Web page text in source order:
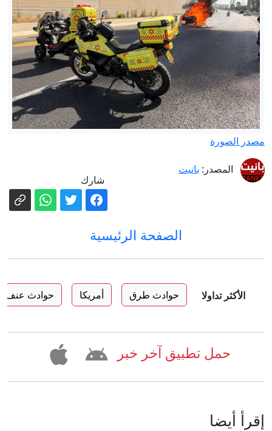
مصدر الصورة
المصدر: بانيت
شارك
الصفحة الرئيسية
الأكثر تداولا حوادث طرق أمريكا حوادث عنف
حمل تطبيق آخر خبر
إقرأ أيضا